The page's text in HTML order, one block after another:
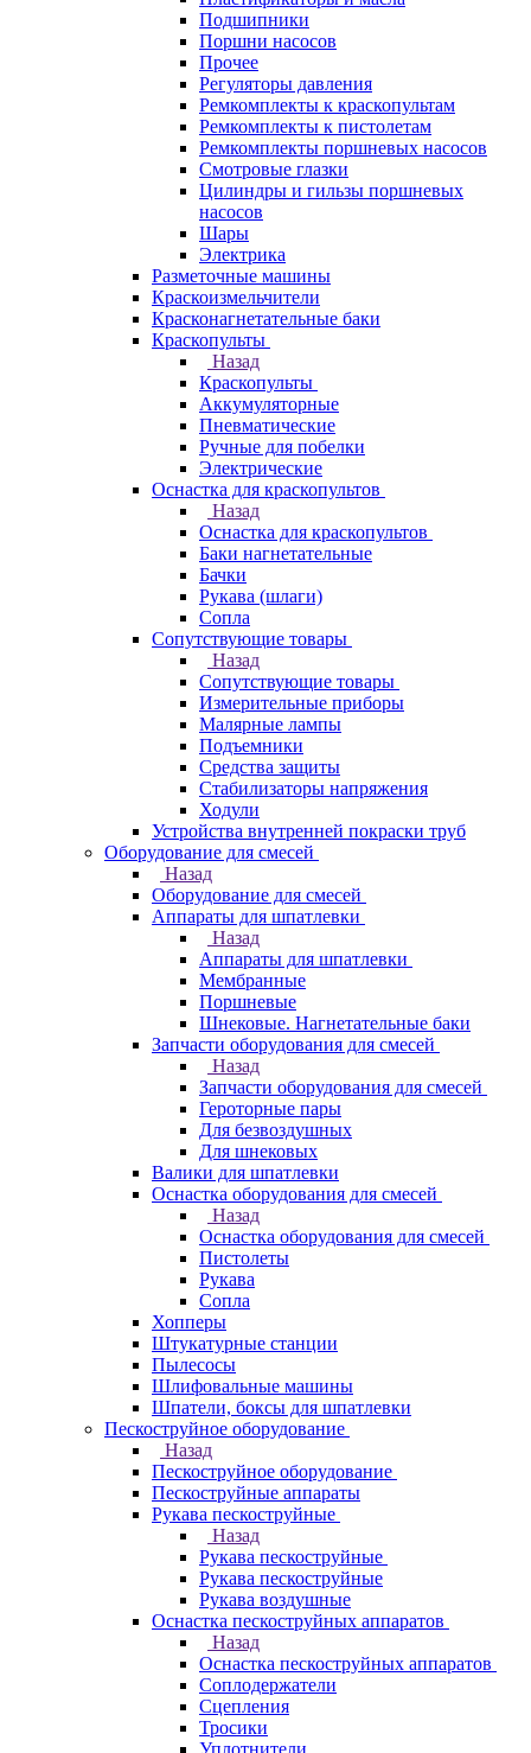
Подшипники
Поршни насосов
Прочее
Регуляторы давления
Ремкомплекты к краскопультам
Ремкомплекты к пистолетам
Ремкомплекты поршневых насосов
Смотровые глазки
Цилиндры и гильзы поршневых
насосов
Шары
Электрика
Разметочные машины
Краскоизмельчители
Красконагнетательные баки
Краскопульты
Назад
Краскопульты
Аккумуляторные
Пневматические
Ручные для побелки
Электрические
Оснастка для краскопультов
Назад
Оснастка для краскопультов
Баки нагнетательные
Бачки
Рукава (шлаги)
Сопла
Сопутствующие товары
Назад
Сопутствующие товары
Измерительные приборы
Малярные лампы
Подъемники
Средства защиты
Стабилизаторы напряжения
Ходули
Устройства внутренней покраски труб
Оборудование для смесей
Назад
Оборудование для смесей
Аппараты для шпатлевки
Назад
Аппараты для шпатлевки
Мембранные
Поршневые
Шнековые. Нагнетательные баки
Запчасти оборудования для смесей
Назад
Запчасти оборудования для смесей
Героторные пары
Для безвоздушных
Для шнековых
Валики для шпатлевки
Оснастка оборудования для смесей
Назад
Оснастка оборудования для смесей
Пистолеты
Рукава
Сопла
Хопперы
Штукатурные станции
Пылесосы
Шлифовальные машины
Шпатели, боксы для шпатлевки
Пескоструйное оборудование
Назад
Пескоструйное оборудование
Пескоструйные аппараты
Рукава пескоструйные
Назад
Рукава пескоструйные
Рукава пескоструйные
Рукава воздушные
Оснастка пескоструйных аппаратов
Назад
Оснастка пескоструйных аппаратов
Соплодержатели
Сцепления
Тросики
Уплотнители